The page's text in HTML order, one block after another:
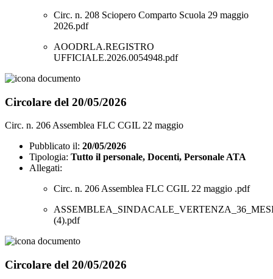
Circ. n. 208 Sciopero Comparto Scuola 29 maggio
2026.pdf
AOODRLA.REGISTRO
UFFICIALE.2026.0054948.pdf
Circolare del 20/05/2026
Circ. n. 206 Assemblea FLC CGIL 22 maggio
Pubblicato il: 20/05/2026
Tipologia: Tutto il personale, Docenti, Personale ATA
Allegati:
Circ. n. 206 Assemblea FLC CGIL 22 maggio .pdf
(4).pdf
Circolare del 20/05/2026